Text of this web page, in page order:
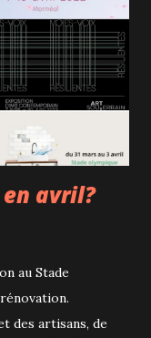
filtre et parle (et
de sexe oral,
angoisses... Elle
qui ne pense
avril?
au Stade
des artisans, de